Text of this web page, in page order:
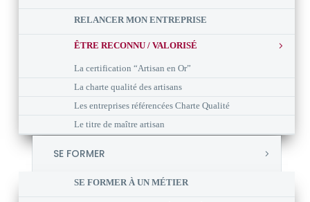
RELANCER MON ENTREPRISE
ÊTRE RECONNU / VALORISÉ
La certification “Artisan en Or”
La charte qualité des artisans
Les entreprises référencées Charte Qualité
Le titre de maître artisan
SE FORMER
SE FORMER À UN MÉTIER